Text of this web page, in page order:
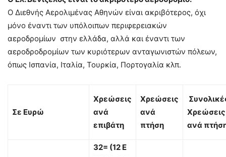
Ο Διεθνής Αερολιμένας Αθηνών είναι ακριβότερος, όχι
μόνο έναντι των υπόλοιπων περιφερειακών
αεροδρομίων στην ελλάδα, αλλά και έναντι των
αεροδροδρομίων των κυριότερων ανταγωνιστών πόλεων,
όπως Ισπανία, Ιταλία, Τουρκία, Πορτογαλία κλπ.
Σε Ευρώ
Χρεώσεις
ανά
επιβάτη
Χρεώσεις
ανά
πτήση
Χρεώσεις
ανά
32= (12 Ε